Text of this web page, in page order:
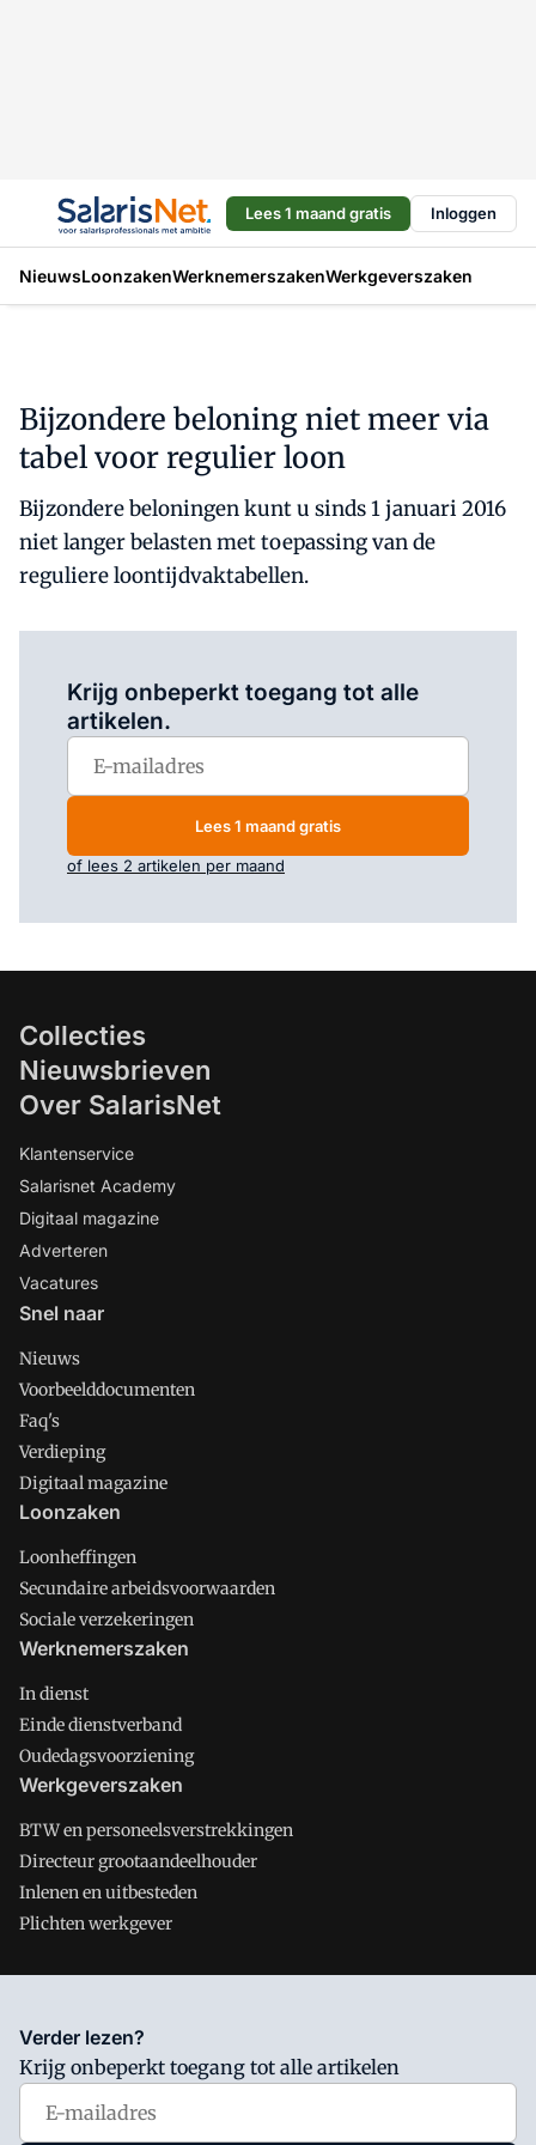
Lees 1 maand gratis Inloggen
NieuwsLoonzakenWerknemerszakenWerkgeverszaken
Bijzondere beloning niet meer via
tabel voor regulier loon
Bijzondere beloningen kunt u sinds 1 januari 2016
niet langer belasten met toepassing van de
reguliere loontijdvaktabellen.
Krijg onbeperkt toegang tot alle
artikelen.
Lees 1 maand gratis
of lees 2 artikelen per maand
Collecties
Nieuwsbrieven
Over SalarisNet
Klantenservice
Salarisnet Academy
Digitaal magazine
Adverteren
Vacatures
Snel naar
Nieuws
Voorbeelddocumenten
Faq's
Verdieping
Digitaal magazine
Loonzaken
Loonheffingen
Secundaire arbeidsvoorwaarden
Sociale verzekeringen
Werknemerszaken
In dienst
Einde dienstverband
Oudedagsvoorziening
Werkgeverszaken
BTW en personeelsverstrekkingen
Directeur grootaandeelhouder
Inlenen en uitbesteden
Plichten werkgever
Salarisnet is onderdeel van VMN media. Lees in
waar VMN media voor staat. Op gebruik van deze site zijn de
volgende regelingen van toepassing:Algemene Voorwaarden
Privacy en Cookie beleid
Verder lezen?
Krijg onbeperkt toegang tot alle artikelen